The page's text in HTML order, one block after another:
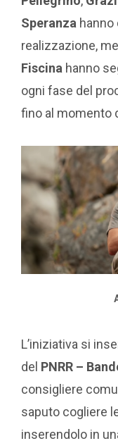
Speranza
realizzazione,
Fiscina hanno
ogni fase del
fino al momento
L’iniziativa si
del PNRR –
consigliere
saputo cogliere
inserendolo in